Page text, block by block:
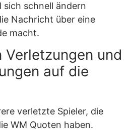
sich schnell ändern
Nachricht über eine
macht.
Verletzungen und
auf die
verletzte Spieler, die
WM Quoten haben.